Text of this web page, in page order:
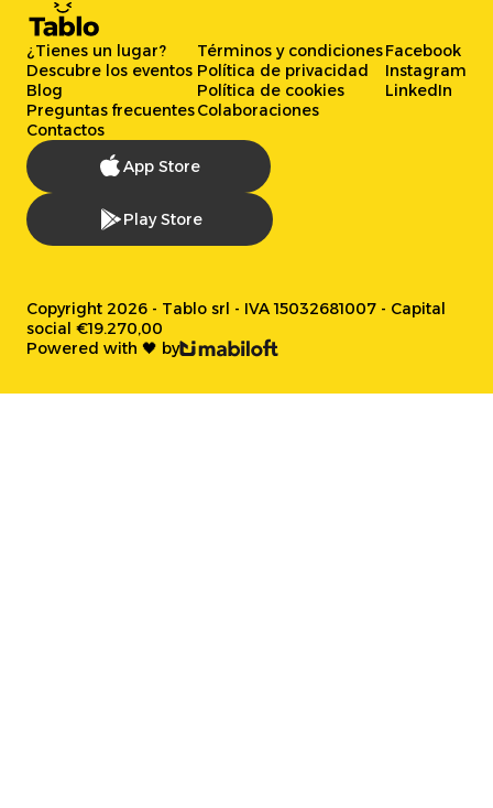
¿Tienes un lugar?
Descubre los eventos
Blog
Preguntas frecuentes
Contactos
Términos y condiciones
Política de privacidad
Política de cookies
Colaboraciones
Facebook
Instagram
LinkedIn
App Store
Play Store
Copyright 2026 - Tablo srl - IVA 15032681007 - Capital
social €19.270,00
Powered with 🖤 by